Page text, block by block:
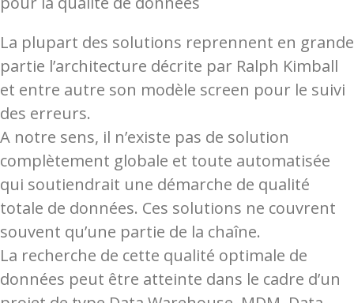
La plupart des solutions reprennent en grande
partie l’architecture décrite par Ralph Kimball
et entre autre son modèle screen pour le suivi
des erreurs.
A notre sens, il n’existe pas de solution
complètement globale et toute automatisée
qui soutiendrait une démarche de qualité
totale de données. Ces solutions ne couvrent
souvent qu’une partie de la chaîne.
La recherche de cette qualité optimale de
données peut être atteinte dans le cadre d’un